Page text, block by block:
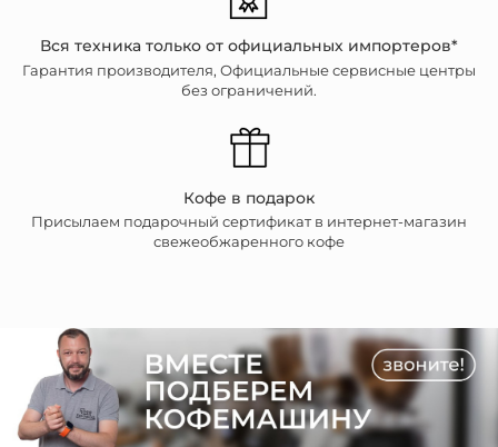
Вся техника только от официальных импортеров*
Гарантия производителя, Официальные сервисные центры
без ограничений.
Кофе в подарок
Присылаем подарочный сертификат в интернет-магазин
свежеобжаренного кофе